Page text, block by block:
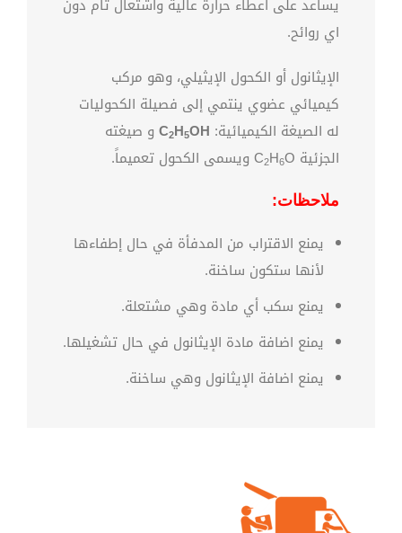
يساعد على اعطاء حرارة عالية واشتعال تام دون
اي روائح.
الإيثانول أو الكحول الإيثيلي، وهو مركب
كيميائي عضوي ينتمي إلى فصيلة الكحوليات
له الصيغة الكيميائية:
C2H5OH
و صيغته
الجزئية C
2H6O ويسمى الكحول تعميماً.
ملاحظات:
يمنع الاقتراب من المدفأة في حال إطفاءها
لأنها ستكون ساخنة.
يمنع سكب أي مادة وهي مشتعلة.
يمنع اضافة مادة الإيثانول في حال تشغيلها.
يمنع اضافة الإيثانول وهي ساخنة.